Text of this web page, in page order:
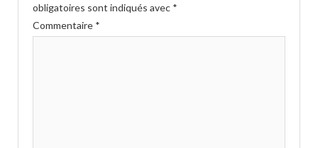
obligatoires sont indiqués avec *
Commentaire *